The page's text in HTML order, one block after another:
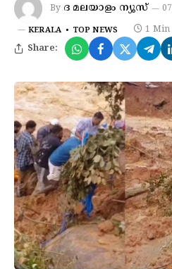
By ദ മലയാളം ന്യൂസ്
KERALA TOP NEWS 1 Min
Share: